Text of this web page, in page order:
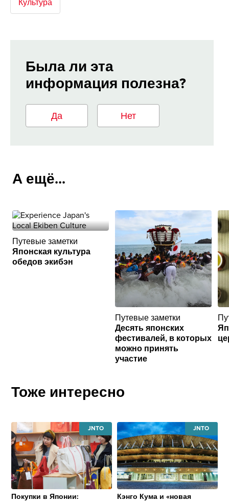
Культура
Была ли эта
информация полезна?
Да Нет
А ещё...
Путевые заметки
Японская культура
обедов экибэн
Путевые заметки
Десять японских
фестивалей, в которых
можно принять
участие
Тоже интересно
Покупки в Японии:
JAPAN
NATIONAL
TOURISM
ORGANIZATION
Кэнго Кума и «новая
JAPAN
NATIONAL
TOURISM